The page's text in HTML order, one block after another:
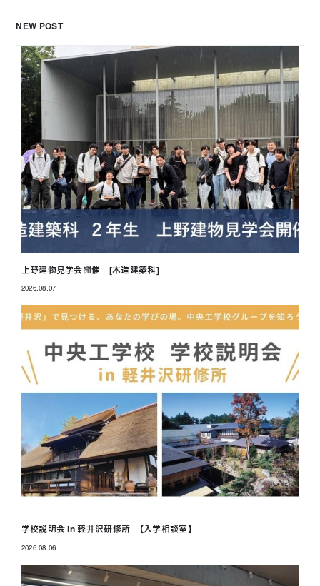
NEW POST
上野建物見学会開催 [木造建築科]
2026.08.07
学校説明会 in 軽井沢研修所 【入学相談室】
2026.08.06